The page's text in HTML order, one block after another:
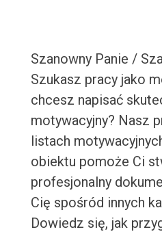
Szanowny Panie /
Szukasz pracy jako
chcesz napisać
motywacyjny? Nasz
listach
obiektu pomoże Ci
profesjonalny
Cię spośród innych
Dowiedz się, jak